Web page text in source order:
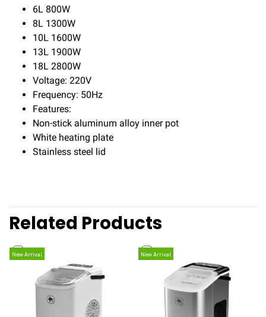
6L 800W
8L 1300W
10L 1600W
13L 1900W
18L 2800W
Voltage: 220V
Frequency: 50Hz
Features:
Non-stick aluminum alloy inner pot
White heating plate
Stainless steel lid
Related Products
New Arrival New Arrival